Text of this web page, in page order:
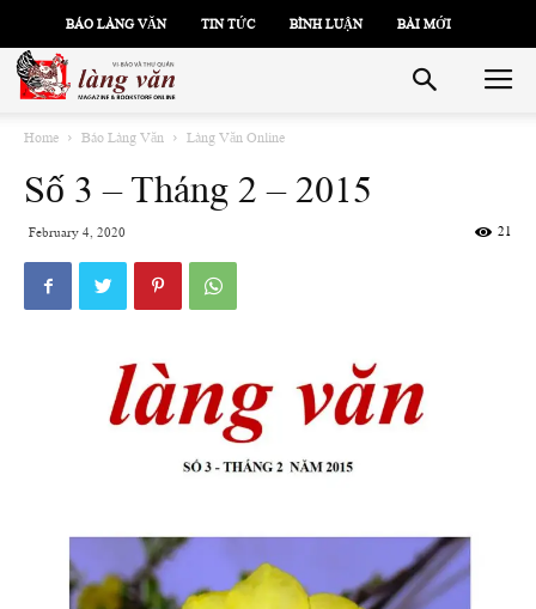
BÁO LÀNG VĂN TIN TỨC BÌNH LUẬN BÀI MỚI
Home Báo Làng Văn Làng Văn Online
Số 3 – Tháng 2 – 2015
February 4, 2020 21